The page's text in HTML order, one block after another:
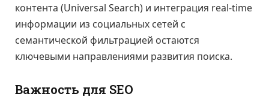
контента (Universal Search) и интеграция real-time
информации из социальных сетей с
семантической фильтрацией остаются
ключевыми направлениями развития поиска.
Важность для SEO